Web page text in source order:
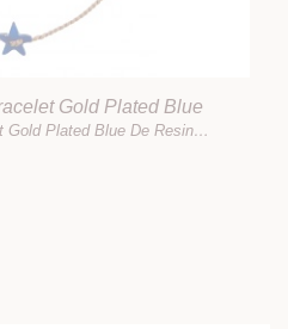
Gold Plated Blue
Gold Plated Blue De Resin…